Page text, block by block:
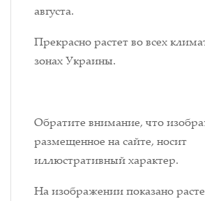
августа.
Прекрасно растет во всех
зонах Украины.
Обратите внимание, что
размещенное на сайте, носит
иллюстративный характер.
На изображении показано